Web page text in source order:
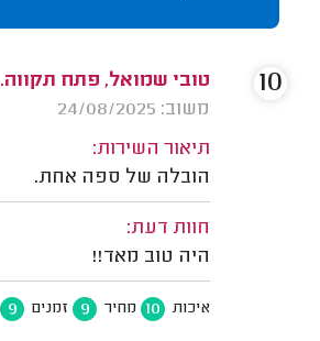
טובי שמואל, פתח תקווה.
משוב: 24/08/2025
תיאור השירות:
הובלה של ספה אחת.
חוות דעת:
היה טוב מאד!!
איכות 10 מחיר 9 זמנים 9
10